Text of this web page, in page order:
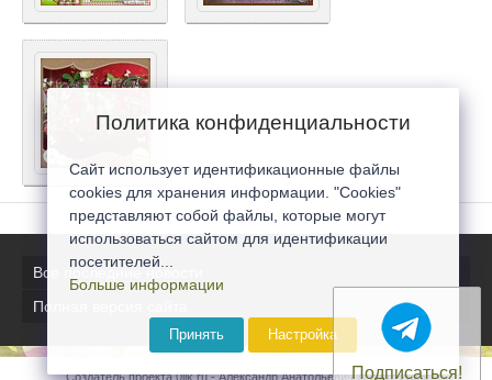
Все последние новости
Полная версия сайта
Создатель проекта 0lik.ru - Александр Анатольевич © 2007-2026
Подписаться!
Политика конфиденциальности
Сайт использует идентификационные файлы
cookies для хранения информации. "Cookies"
представляют собой файлы, которые могут
использоваться сайтом для идентификации
посетителей...
Больше информации
Принять Настройка